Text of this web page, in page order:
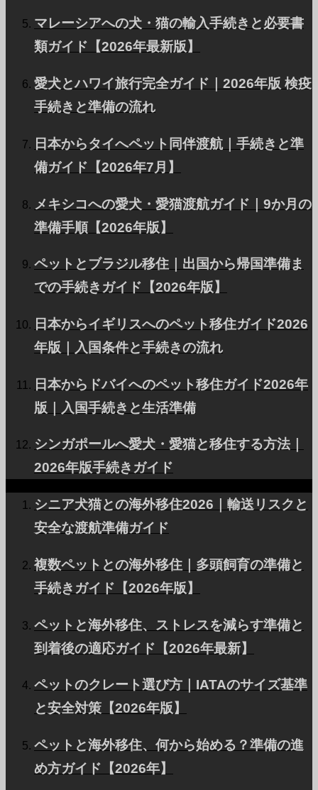
マレーシアへの犬・猫の輸入手続きと必要書
類ガイド【2026年最新版】
愛犬とハワイ旅行完全ガイド｜2026年版 検疫
手続きと準備の流れ
日本からタイへペット同伴渡航｜手続きと準
備ガイド【2026年7月】
メキシコへの愛犬・愛猫渡航ガイド｜9か月の
準備手順【2026年版】
ペットとブラジル移住｜出国から帰国準備ま
での手続きガイド【2026年版】
日本からイギリスへのペット移住ガイド2026
年版｜入国条件と手続きの流れ
日本からドバイへのペット移住ガイド2026年
版｜入国手続きと生活準備
シンガポールへ愛犬・愛猫と移住する方法｜
2026年版手続きガイド
シニア犬猫との海外移住2026｜輸送リスクと
安全な渡航準備ガイド
複数ペットとの海外移住｜多頭飼育の準備と
手続きガイド【2026年版】
ペットと海外移住、ストレスを減らす準備と
到着後の適応ガイド【2026年最新】
ペットのクレート選び方｜IATAのサイズ基準
と安全対策【2026年版】
ペットと海外移住、何から始める？準備の進
め方ガイド【2026年】
2024.12.10
ペットと海外生活を始める7つの準備ポ
イント【2026年版Q&A付き】
海外でペットと暮らす際の住居探し・現地の動物病
っておきたい7つのポイントとQ&Aで解説します。動
します。
ペットと暮らす世界
2024.11.25
愛猫と海外移住する方法【2026年最
新】準備・検疫・渡航ステップ
愛猫と一緒に海外移住する際に必要なマイクロチッ
プ・狂犬病ワクチン・タイター検査・書類手続きを、
国別の違いと準備スケジュールの目安とともに2026年
ペットと暮らす世界 国別ペット事情
2024.11.7
ペットとインドネシア移住｜検疫・輸
入許可ガイド【2026年最新】
インドネシアへペットと移住・赴任する際に必要な検
疫手続き、輸入許可証、マイクロチップ・ワクチンの
準備、バリ島など地域ごとの注意点を2026年8月時点